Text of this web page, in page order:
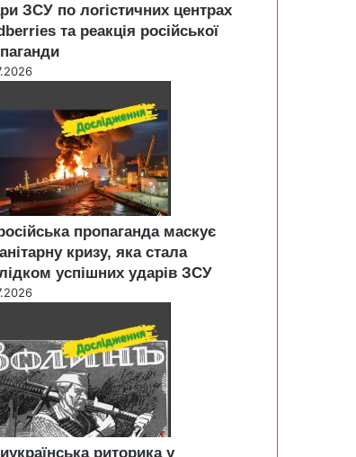
ЗСУ по логістичних центрах
та реакція російської
пропаганда маскує
кризу, яка стала
успішних ударів ЗСУ
риторика у